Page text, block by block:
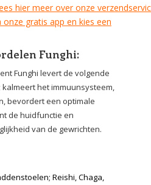
hier meer over onze
gratis app en kies een
Funghi:
Funghi levert de volgende
het immuunsysteem,
bevordert een optimale
de huidfunctie en
van de gewrichten.
Reishi,Chaga,